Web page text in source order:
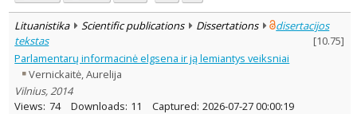
Lituanistika Scientific publications Dissertations
disertacijos
tekstas
[10.75]
Parlamentarų informacinė elgsena ir ją lemiantys veiksniai
Vernickaitė, Aurelija
Vilnius, 2014
Views: 74 Downloads: 11 Captured: 2026-07-27 00:00:19